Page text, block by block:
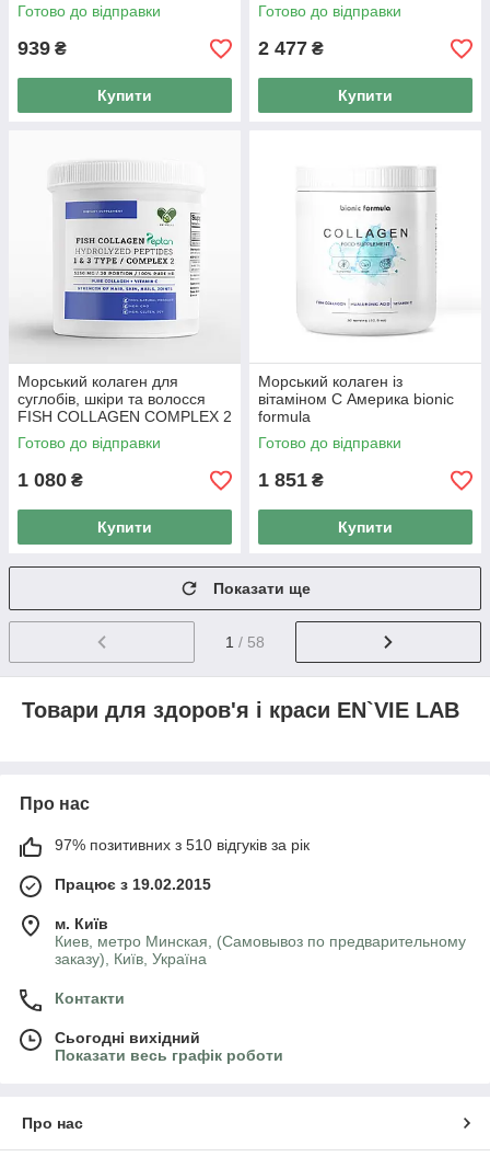
Готово до відправки
939 ₴
Купити
Готово до відправки
2 477 ₴
Купити
Морський колаген для
суглобів, шкіри та волосся
FISH COLLAGEN COMPLEX 2
Готово до відправки
1 080 ₴
Купити
Морський колаген із
вітаміном С Америка bionic
formula
Готово до відправки
1 851 ₴
Купити
Показати ще
1 / 58
Товари для здоров'я і краси EN`VIE LAB
Про нас
97% позитивних з 510 відгуків за рік
Працює з 19.02.2015
м. Київ
Киев, метро Минская, (Самовывоз по предварительному
заказу), Київ, Україна
Контакти
Сьогодні вихідний
Показати весь графік роботи
Про нас